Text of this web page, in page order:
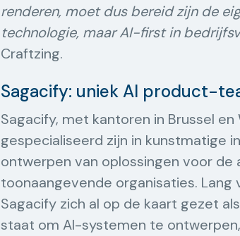
renderen, moet dus bereid zijn de
technologie, maar AI-first in
Craftzing.
Sagacify: uniek AI product-
Sagacify, met kantoren in Brussel
gespecialiseerd zijn in kunstmatige
ontwerpen van oplossingen voor
toonaangevende organisaties. Lang
Sagacify zich al op de kaart gezet
staat om AI-systemen te